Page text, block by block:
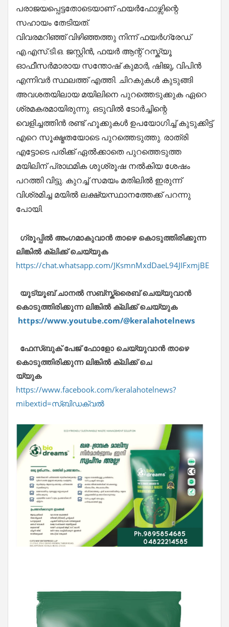
പരാജയപ്പെട്ടതോടെയാണ് ഫയർഫോഴ്സിന്റെ
സഹായം തേടിയത്.
വിവരമറിഞ്ഞ് വിഴിഞ്ഞത്തു നിന്ന് ഫയർഗ്രേഡ്
എ.എസ്.ടി.ഒ. ജസ്റ്റിൻ, ഫയർ ആന്റ് റസ്ക്യൂ
ഓഫീസർമാരായ സന്തോഷ് കുമാർ, ഷിജു, വിപിൻ
എന്നിവർ സ്ഥലത്ത് എത്തി. ചിറകുകൾ കുടുങ്ങി
അവശതയിലായ മയിലിനെ പുറത്തെടുക്കുക ഏറെ
ശ്രമകരമായിരുന്നു. ഒടുവിൽ ടോർച്ചിന്റെ
വെളിച്ചത്തിൻ രണ്ട് ഹൂക്കുകൾ ഉപയോഗിച്ച് കുടുക്കിട്ട്
എറെ സൂക്ഷ്മതയോടെ പുറത്തെടുത്തു. രാത്രി
എട്ടോടെ പരിക്ക് ഏൽക്കാതെ പുറത്തെടുത്ത
മയിലിന് പ്രാഥമിക ശുശ്രൂഷ നൽകിയ ശേഷം
പറത്തി വിട്ടു. കുറച്ച് സമയം മതിലിൽ ഇരുന്ന്
വിശ്രമിച്ച മയിൽ ലക്ഷ്യസ്ഥാനത്തേക്ക് പറന്നു
പോയി.
ഗ്രൂപ്പിൽ അംഗമാകുവാൻ താഴെ കൊടുത്തിരിക്കുന്ന
ലിങ്കിൽ ക്ലിക്ക് ചെയ്യുക
https://chat.whatsapp.com/JKsmnMxdDaeL94JIFxmjBE
യൂട്യൂബ് ചാനൽ സബ്സ്ക്രൈബ് ചെയ്യുവാൻ
കൊടുത്തിരിക്കുന്ന ലിങ്കിൽ ക്ലിക്ക് ചെയ്യുക
https://www.youtube.com/@keralahotelnews
ഫേസ്ബുക് പേജ് ഫോളോ ചെയ്യുവാൻ താഴെ
കൊടുത്തിരിക്കുന്ന ലിങ്കിൽ ക്ലിക്ക് ചെ
യ്യുക
https://www.facebook.com/keralahotelnews?
mibextid=സ്‌ബിഡക്വൽ